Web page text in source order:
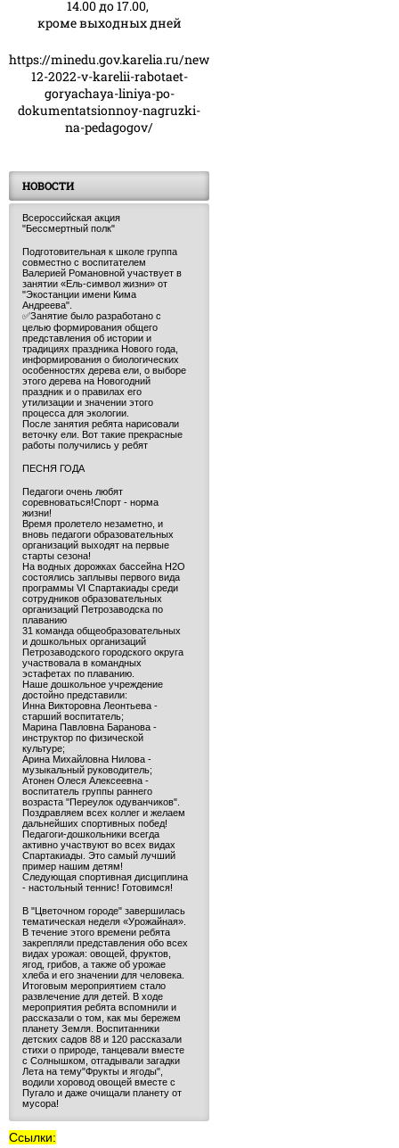
14.00 до 17.00,
кроме выходных дней
https://minedu.gov.karelia.ru/news/23-
12-2022-v-karelii-rabotaet-
goryachaya-liniya-po-
dokumentatsionnoy-nagruzki-
na-pedagogov/
НОВОСТИ
Всероссийская акция
"Бессмертный полк"
Подготовительная к школе группа
совместно с воспитателем
Валерией Романовной участвует в
занятии «Ель-символ жизни» от
"Экостанции имени Кима
Андреева".
✅Занятие было разработано с
целью формирования общего
представления об истории и
традициях праздника Нового года,
информирования о биологических
особенностях дерева ели, о выборе
этого дерева на Новогодний
праздник и о правилах его
утилизации и значении этого
процесса для экологии.
После занятия ребята нарисовали
веточку ели. Вот такие прекрасные
работы получились у ребят
ПЕСНЯ ГОДА
Педагоги очень любят
соревноваться!Спорт - норма
жизни!
Время пролетело незаметно, и
вновь педагоги образовательных
организаций выходят на первые
старты сезона!
На водных дорожках бассейна H2O
состоялись заплывы первого вида
программы VI Спартакиады среди
сотрудников образовательных
организаций Петрозаводска по
плаванию
31 команда общеобразовательных
и дошкольных организаций
Петрозаводского городского округа
участвовала в командных
эстафетах по плаванию.
Наше дошкольное учреждение
достойно представили:
Инна Викторовна Леонтьева -
старший воспитатель;
Марина Павловна Баранова -
инструктор по физической
культуре;
Арина Михайловна Нилова -
музыкальный руководитель;
Атонен Олеся Алексеевна -
воспитатель группы раннего
возраста "Переулок одуванчиков".
Поздравляем всех коллег и желаем
дальнейших спортивных побед!
Педагоги-дошкольники всегда
активно участвуют во всех видах
Спартакиады. Это самый лучший
пример нашим детям!
Следующая спортивная дисциплина
- настольный теннис! Готовимся!
В "Цветочном городе" завершилась
тематическая неделя «Урожайная».
В течение этого времени ребята
закрепляли представления обо всех
видах урожая: овощей, фруктов,
ягод, грибов, а также об урожае
хлеба и его значении для человека.
Итоговым мероприятием стало
развлечение для детей. В ходе
мероприятия ребята вспомнили и
рассказали о том, как мы бережем
планету Земля. Воспитанники
детских садов 88 и 120 рассказали
стихи о природе, танцевали вместе
с Солнышком, отгадывали загадки
Лета на тему"Фрукты и ягоды",
водили хоровод овощей вместе с
Пугало и даже очищали планету от
мусора!
Ссылки: